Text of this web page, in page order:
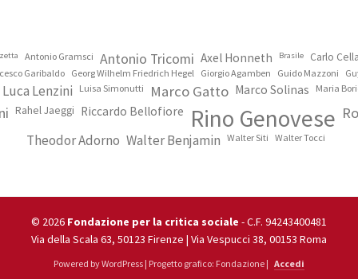
Antonio Gramsci Antonio Tricomi Axel Honneth Brasile Carlo
Garibaldo Georg Wilhelm Friedrich Hegel Giorgio Agamben Guido Mazzoni
Luca Lenzini Luisa Simonutti Marco Gatto Marco Solinas Maria
Rahel Jaeggi Riccardo Bellofiore Rino Genovese
Theodor Adorno Walter Benjamin Walter Siti Walter Tocci
© 2026 Fondazione per la critica sociale - C.F. 94243400481
Via della Scala 63, 50123 Firenze | Via Vespucci 38, 00153 Roma
Powered by WordPress | Progetto grafico: Fondazione | Accedi